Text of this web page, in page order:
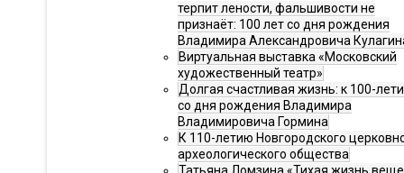
терпит лености, фальшивости не
признаёт: 100 лет со дня рождения
Владимира Александровича
Виртуальная выставка «Московский
художественный театр»
Долгая счастливая жизнь: к 100-
со дня рождения Владимира
Владимировича Гормина
К 110-летию Новгородского
археологического общества